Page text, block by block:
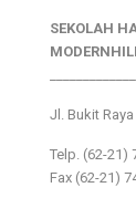
SEKOLAH
Jl. Bukit
Telp. (62-21)
Fax (62-21)